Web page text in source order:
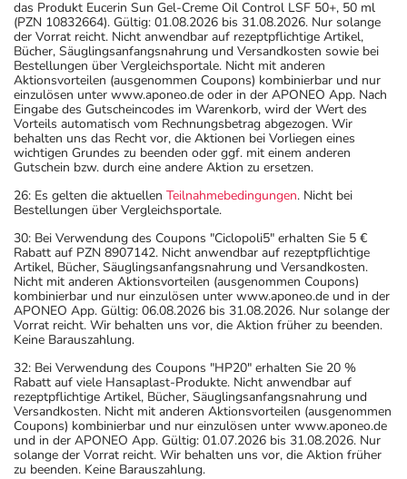
das Produkt Eucerin Sun Gel-Creme Oil Control LSF 50+, 50 ml
(PZN 10832664). Gültig: 01.08.2026 bis 31.08.2026. Nur solange
der Vorrat reicht. Nicht anwendbar auf rezeptpflichtige Artikel,
Bücher, Säuglingsanfangsnahrung und Versandkosten sowie bei
Bestellungen über Vergleichsportale. Nicht mit anderen
Aktionsvorteilen (ausgenommen Coupons) kombinierbar und nur
einzulösen unter www.aponeo.de oder in der APONEO App. Nach
Eingabe des Gutscheincodes im Warenkorb, wird der Wert des
Vorteils automatisch vom Rechnungsbetrag abgezogen. Wir
behalten uns das Recht vor, die Aktionen bei Vorliegen eines
wichtigen Grundes zu beenden oder ggf. mit einem anderen
Gutschein bzw. durch eine andere Aktion zu ersetzen.
26: Es gelten die aktuellen Teilnahmebedingungen. Nicht bei
Bestellungen über Vergleichsportale.
30: Bei Verwendung des Coupons "Ciclopoli5" erhalten Sie 5 €
Rabatt auf PZN 8907142. Nicht anwendbar auf rezeptpflichtige
Artikel, Bücher, Säuglingsanfangsnahrung und Versandkosten.
Nicht mit anderen Aktionsvorteilen (ausgenommen Coupons)
kombinierbar und nur einzulösen unter www.aponeo.de und in der
APONEO App. Gültig: 06.08.2026 bis 31.08.2026. Nur solange der
Vorrat reicht. Wir behalten uns vor, die Aktion früher zu beenden.
Keine Barauszahlung.
32: Bei Verwendung des Coupons "HP20" erhalten Sie 20 %
Rabatt auf viele Hansaplast-Produkte. Nicht anwendbar auf
rezeptpflichtige Artikel, Bücher, Säuglingsanfangsnahrung und
Versandkosten. Nicht mit anderen Aktionsvorteilen (ausgenommen
Coupons) kombinierbar und nur einzulösen unter www.aponeo.de
und in der APONEO App. Gültig: 01.07.2026 bis 31.08.2026. Nur
solange der Vorrat reicht. Wir behalten uns vor, die Aktion früher
zu beenden. Keine Barauszahlung.